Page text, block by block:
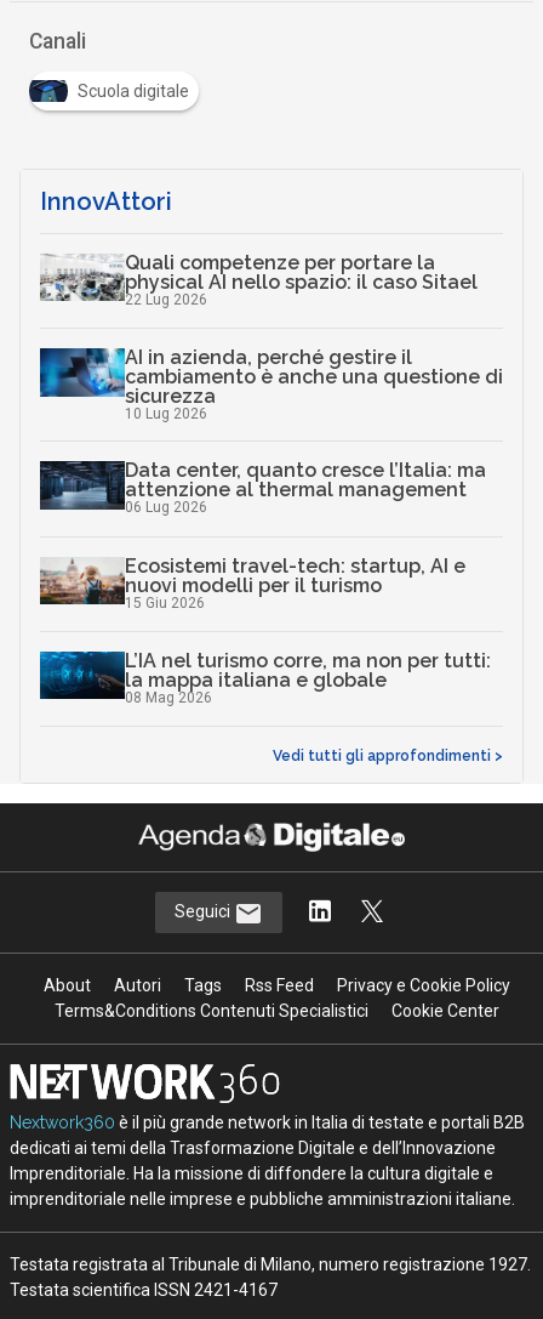
Canali
Scuola digitale
InnovAttori
Quali competenze per portare la
physical AI nello spazio: il caso Sitael
22 Lug 2026
AI in azienda, perché gestire il
cambiamento è anche una questione di
sicurezza
10 Lug 2026
Data center, quanto cresce l’Italia: ma
attenzione al thermal management
06 Lug 2026
Ecosistemi travel-tech: startup, AI e
nuovi modelli per il turismo
15 Giu 2026
L’IA nel turismo corre, ma non per tutti:
la mappa italiana e globale
08 Mag 2026
Vedi tutti gli approfondimenti >
Seguici
About Autori Tags Rss Feed
Privacy e Cookie Policy
Terms&Conditions Contenuti Specialistici
Cookie Center
Nextwork360 è il più grande network in Italia di testate e portali B2B
dedicati ai temi della Trasformazione Digitale e dell’Innovazione
Imprenditoriale. Ha la missione di diffondere la cultura digitale e
imprenditoriale nelle imprese e pubbliche amministrazioni italiane.
Testata registrata al Tribunale di Milano, numero registrazione 1927.
Testata scientifica ISSN 2421-4167